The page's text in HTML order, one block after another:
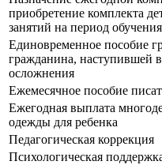
приобретение комплекта
занятий на период обучения
Единовременное пособие
гражданина, наступившей
осложнения
Ежемесячное пособие
Ежегодная выплата
одежды для ребенка
Педагогическая коррекция
Психологическая